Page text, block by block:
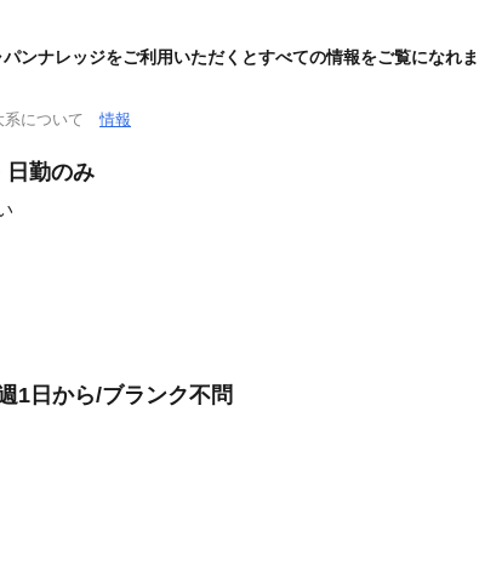
ンナレッジをご利用いただくとすべての情報をご覧になれ
系について情報
日勤のみ
1日から/ブランク不問